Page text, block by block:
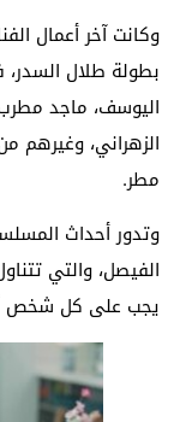
وكانت آخر أعمال
بطولة طلال
اليوسف، ماجد مطرب
الزهراني، وغيرهم
مطر.
وتدور أحداث
الفيصل، والتي
يجب على كل شخص